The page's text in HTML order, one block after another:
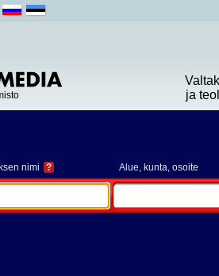
ja
nimi ? Alue, kunta, osoite